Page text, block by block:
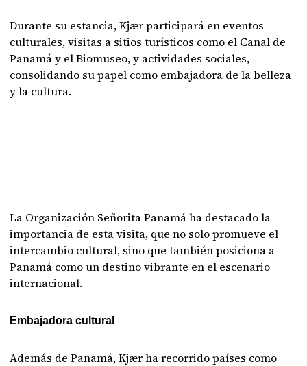
Durante su estancia, Kjær participará en eventos
culturales, visitas a sitios turísticos como el Canal de
Panamá y el Biomuseo, y actividades sociales,
consolidando su papel como embajadora de la belleza
y la cultura.
La Organización Señorita Panamá ha destacado la
importancia de esta visita, que no solo promueve el
intercambio cultural, sino que también posiciona a
Panamá como un destino vibrante en el escenario
internacional.
Embajadora cultural
Además de Panamá, Kjær ha recorrido países como